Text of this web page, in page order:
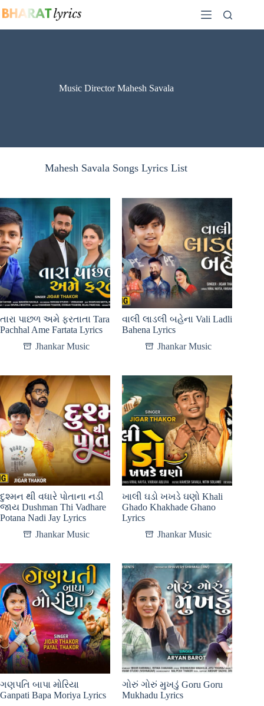
to
Music Director Mahesh Savala
Mahesh Savala Songs Lyrics List
તારા પાછળ અમે ફરતાતા Tara
Pachhal Ame Fartata Lyrics
Jhankar Music
વાલી લાડલી બહેના Vali Ladli
Bahena Lyrics
Jhankar Music
દુશ્મન થી વધારે પોતાના નડી
જાય Dushman Thi Vadhare
Potana Nadi Jay Lyrics
Jhankar Music
ખાલી ઘડો ખખડે ઘણો Khali
Ghado Khakhade Ghano
Lyrics
Jhankar Music
ગણપતિ બાપા મોરિયા
Ganpati Bapa Moriya Lyrics
ગોરું ગોરું મુખડું Goru Goru
Mukhadu Lyrics